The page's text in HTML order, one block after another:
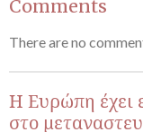
Comments
There are no
Η Ευρώπη έχει
στο